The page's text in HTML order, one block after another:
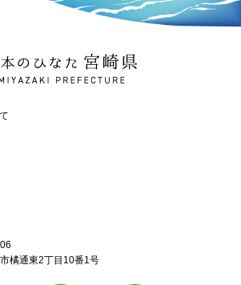
のひなた 宮崎県
PREFECTURE
橘通東2丁目10番1号